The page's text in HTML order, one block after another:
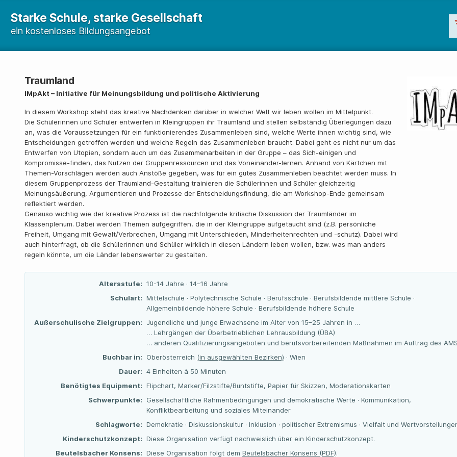
Starke Schule, starke Gesellschaft
ein kostenloses Bildungsangebot
Traumland
IMpAkt – Initiative für Meinungsbildung und politische Aktivierung
In diesem Workshop steht das kreative Nachdenken darüber in welcher Welt wir leben wollen im Mittelpunkt.
Die Schülerinnen und Schüler entwerfen in Kleingruppen ihr Traumland und stellen selbständig Überlegungen dazu
an, was die Voraussetzungen für ein funktionierendes Zusammenleben sind, welche Werte ihnen wichtig sind, wie
Entscheidungen getroffen werden und welche Regeln das Zusammenleben braucht. Dabei geht es nicht nur um das
Entwerfen von Utopien, sondern auch um das Zusammenarbeiten in der Gruppe – das Sich-einigen und
Kompromisse-finden, das Nutzen der Gruppenressourcen und das Voneinander-lernen. Anhand von Kärtchen mit
Themen-Vorschlägen werden auch Anstöße gegeben, was für ein gutes Zusammenleben beachtet werden muss. In
diesem Gruppenprozess der Traumland-Gestaltung trainieren die Schülerinnen und Schüler gleichzeitig
Meinungsäußerung, Argumentieren und Prozesse der Entscheidungsfindung, die am Workshop-Ende gemeinsam
reflektiert werden.
Genauso wichtig wie der kreative Prozess ist die nachfolgende kritische Diskussion der Traumländer im
Klassenplenum. Dabei werden Themen aufgegriffen, die in der Kleingruppe aufgetaucht sind (z.B. persönliche
Freiheit, Umgang mit Gewalt/Verbrechen, Umgang mit Unterschieden, Minderheitenrechten und -schutz). Dabei wird
auch hinterfragt, ob die Schülerinnen und Schüler wirklich in diesen Ländern leben wollen, bzw. was man anders
regeln könnte, um die Länder lebenswerter zu gestalten.
Altersstufe: 10-14 Jahre · 14–16 Jahre
Schulart: Mittelschule · Polytechnische Schule · Berufsschule · Berufsbildende mittlere Schule ·
Allgemeinbildende höhere Schule · Berufsbildende höhere Schule
Außerschulische Zielgruppen:
Jugendliche und junge Erwachsene im Alter von 15–25 Jahren in …
… Lehrgängen der Überbetrieblichen Lehrausbildung (ÜBA)
… anderen Qualifizierungsangeboten und berufsvorbereitenden Maßnahmen im Auftrag des
Buchbar in:
Oberösterreich (in ausgewählten Bezirken) · Wien
Dauer: 4 Einheiten à 50 Minuten
Benötigtes Equipment: Flipchart, Marker/Filzstifte/Buntstifte, Papier für Skizzen, Moderationskarten
Schwerpunkte:
Gesellschaftliche Rahmenbedingungen und demokratische Werte · Kommunikation,
Konfliktbearbeitung und soziales Miteinander
Schlagworte: Demokratie · Diskussionskultur · Inklusion · politischer Extremismus · Vielfalt und
Kinderschutzkonzept: Diese Organisation verfügt nachweislich über ein Kinderschutzkonzept.
Beutelsbacher Konsens: Diese Organisation folgt dem Beutelsbacher Konsens (PDF).